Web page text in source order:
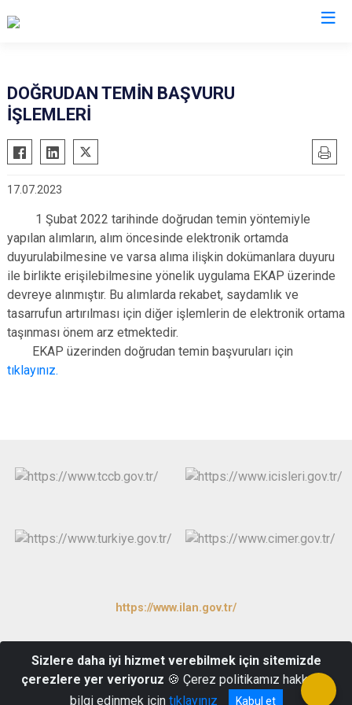
Alaca
Bayat
Dodurga
Kargı
Laçin
Sungurlu
Uğurludağ
DOĞRUDAN TEMİN BAŞVURU
İŞLEMLERİ
17.07.2023
1 Şubat 2022 tarihinde doğrudan temin yöntemiyle
yapılan alımların, alım öncesinde elektronik ortamda
duyurulabilmesine ve varsa alıma ilişkin dokümanlara duyuru
ile birlikte erişilebilmesine yönelik uygulama EKAP üzerinde
devreye alınmıştır. Bu alımlarda rekabet, saydamlık ve
tasarrufun artırılması için diğer işlemlerin de elektronik ortama
taşınması önem arz etmektedir.
EKAP üzerinden doğrudan temin başvuruları için
tıklayınız.
https://www.ilan.gov.tr/
Çorum
0364 4612015
Sizlere daha iyi hizmet verebilmek için sitemizde
çerezlere yer veriyoruz 🍪 Çerez politikamız hakkında
bilgi edinmek için tıklayınız Kabul et